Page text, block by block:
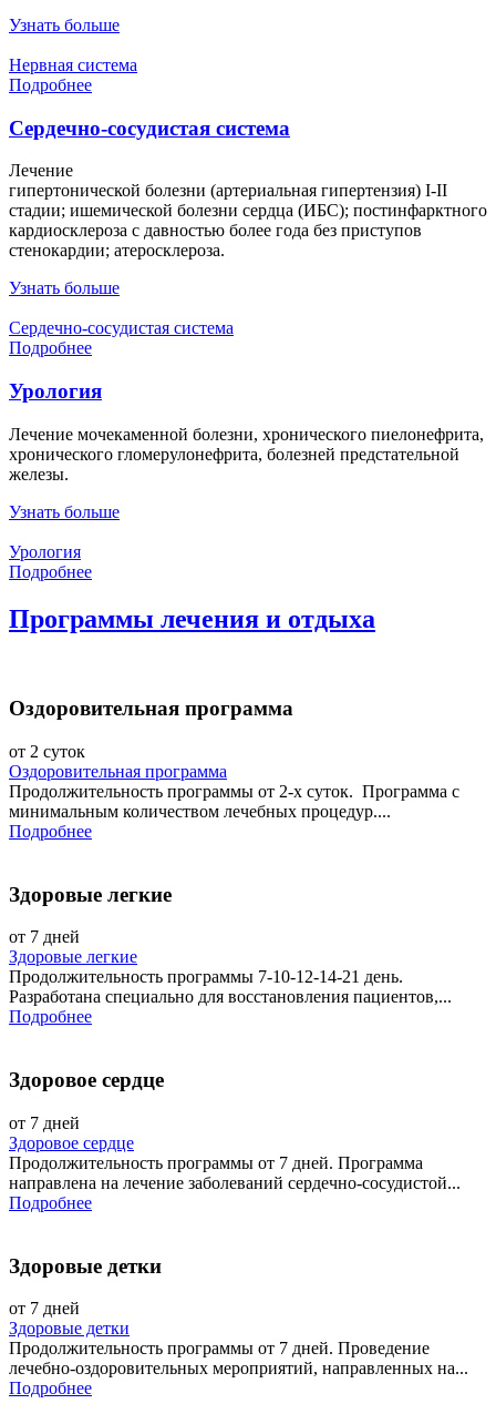
Узнать больше
Нервная система
Подробнее
Сердечно-сосудистая система
Лечение
гипертонической болезни (артериальная гипертензия) I-II
стадии; ишемической болезни сердца (ИБС); постинфарктного
кардиосклероза с давностью более года без приступов
стенокардии; атеросклероза.
Узнать больше
Сердечно-сосудистая система
Подробнее
Урология
Лечение мочекаменной болезни, хронического пиелонефрита,
хронического гломерулонефрита, болезней предстательной
железы.
Узнать больше
Урология
Подробнее
Программы лечения и отдыха
Оздоровительная программа
от 2 суток
Оздоровительная программа
Продолжительность программы от 2-х суток. Программа с
минимальным количеством лечебных процедур....
Подробнее
Здоровые легкие
от 7 дней
Здоровые легкие
Продолжительность программы 7-10-12-14-21 день.
Разработана специально для восстановления пациентов,...
Подробнее
Здоровое сердце
от 7 дней
Здоровое сердце
Продолжительность программы от 7 дней. Программа
направлена на лечение заболеваний сердечно-сосудистой...
Подробнее
Здоровые детки
от 7 дней
Здоровые детки
Продолжительность программы от 7 дней. Проведение
лечебно-оздоровительных мероприятий, направленных на...
Подробнее